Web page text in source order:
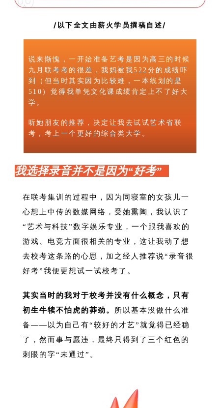
/以下全文由薪火学员撰稿自述/
说来惭愧，一开始准备艺考是因为高三的时候
九月联考考的很差，我妈被我522分的成绩吓
到（但当时其实因为比较难，一本线划的是
510）觉得我单凭文化课成绩肯定上不了好大
学。
听她朋友的推荐，决定让我去试试艺术省联
考，考上一个更好的综合类大学。
我选择录音并不是因为“好考”
在联考集训的过程中，因为同寝室的女孩儿一
心想上中传的数媒网络，受她熏陶，我认识了
“艺术与科技”数字娱乐专业，一个跟我喜欢的
游戏、电竞方面很相关的专业，这让我动了想
去校考这条路的心思，加之经人推荐说“录音很
好考”我便更想试一试校考了。
其实当时的我对于校考并没有什么概念，只有
初生牛犊不怕虎的莽劲。 所以基本没做什么准
备——以为自己有“较好的才艺”就觉得已经稳
了，然而事与愿违，最终只得到了三个红色的
刺眼的字“未通过”。